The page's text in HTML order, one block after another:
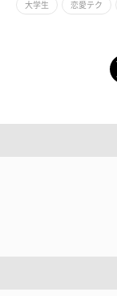
大学生 恋愛テク